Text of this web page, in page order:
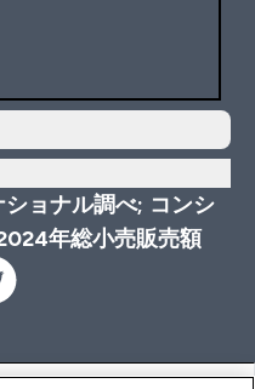
ョナル調べ; コンシ
年総小売販売額